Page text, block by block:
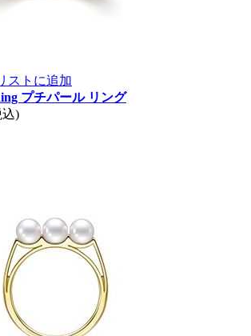
ストに追加
プチパール リング
込)